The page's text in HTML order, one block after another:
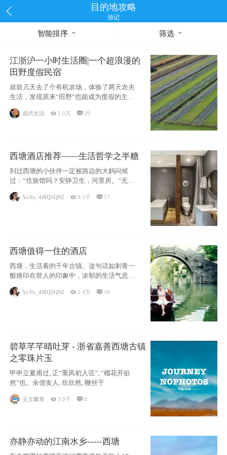
目的地攻略
游记
智能排序 筛选
江浙沪一小时生活圈|一个超浪漫的
田野度假民宿
叔前几天去了个有机农场，体验了两天农夫
生活，发现原来“田野”也能成为度假的主旋
律。江
叔式生活  1.0万 20
西塘酒店推荐——生活哲学之半糖
到过西塘的小伙伴一定被路边的大妈问候
过：“住旅馆吗？安静卫生，河景房。”无意
YoYo_4J8Q5Q9Z 9.5千  17
西塘值得一住的酒店
西塘，生活着的千年古镇。这句话如刺青一
般烙印在世人的印象中，浓郁的生活气息，
小桥流水
YoYo_4J8Q5Q9Z  1.4万  18
碧草芊芊晴吐芽 - 浙省嘉善西塘古镇
之零珠片玉
甲申立夏甫过, 正“熏风初入弦”, “榴花开欲
然”也。余偕友人, 欣欣然, 鞭丝于
玉文麟章  3.0千 0
亦静亦动的江南水乡-----西塘